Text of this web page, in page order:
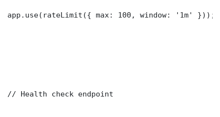
app.use(rateLimit({ max: 100, window: '1m' }));
// Health check endpoint